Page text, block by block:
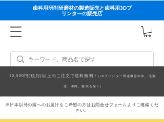
歯科用研削研磨材の製造販売と歯科用3Dプ
リンターの販売店
10,000円(税別)以上のご注文で送料無料！ (3Dプリンター関連機器本体、北海
道、沖縄、離島を除く)
※日本以外の国へのお届けをご希望の方はお問合せフォーム よりご連絡くだ
さい。